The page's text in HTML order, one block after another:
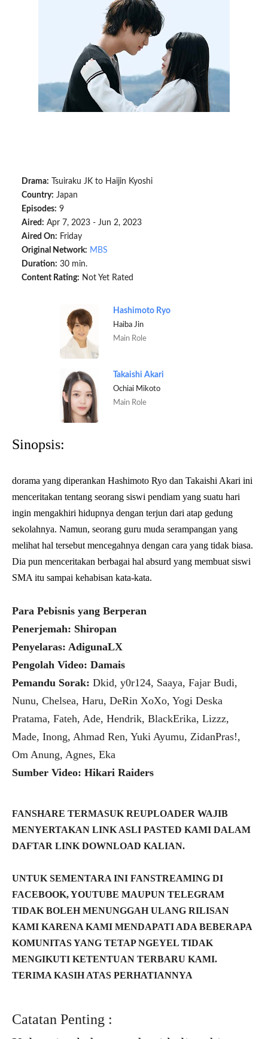
Drama:
Tsuiraku JK to Haijin Kyoshi
Country: Japan
Episodes: 9
Aired: Apr 7, 2023 - Jun 2, 2023
Aired On: Friday
Original Network: MBS
Duration: 30 min.
Content Rating: Not Yet Rated
Hashimoto Ryo
Haiba Jin
Main Role
Takaishi Akari
Ochiai Mikoto
Main Role
Sinopsis:
dorama yang diperankan Hashimoto Ryo dan Takaishi Akari ini
menceritakan tentang seorang siswi pendiam yang suatu hari
ingin mengakhiri hidupnya dengan terjun dari atap gedung
sekolahnya. Namun, seorang guru muda serampangan yang
melihat hal tersebut mencegahnya dengan cara yang tidak biasa.
Dia pun menceritakan berbagai hal absurd yang membuat siswi
SMA itu sampai kehabisan kata-kata.
Para Pebisnis yang Berperan
Penerjemah: Shiropan
Penyelaras: AdigunaLX
Pengolah Video: Damais
Pemandu Sorak: Dkid, y0r124, Saaya, Fajar Budi,
Nunu, Chelsea, Haru, DeRin XoXo, Yogi Deska
Pratama, Fateh, Ade, Hendrik, BlackErika, Lizzz,
Made, Inong, Ahmad Ren, Yuki Ayumu, ZidanPras!,
Om Anung, Agnes, Eka
Sumber Video: Hikari Raiders
FANSHARE TERMASUK REUPLOADER WAJIB
MENYERTAKAN LINK ASLI PASTED KAMI DALAM
DAFTAR LINK DOWNLOAD KALIAN.
UNTUK SEMENTARA INI FANSTREAMING DI
FACEBOOK, YOUTUBE MAUPUN TELEGRAM
TIDAK BOLEH MENUNGGAH ULANG RILISAN
KAMI KARENA KAMI MENDAPATI ADA BEBERAPA
KOMUNITAS YANG TETAP NGEYEL TIDAK
MENGIKUTI KETENTUAN TERBARU KAMI.
TERIMA KASIH ATAS PERHATIANNYA
Catatan Penting :